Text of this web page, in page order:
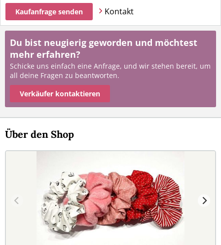
Kaufanfrage senden Kontakt
Du bist neugierig geworden und möchtest
mehr erfahren?
Schicke uns einfach eine Anfrage, und wir stehen bereit, um
all deine Fragen zu beantworten.
Verkäufer kontaktieren
Über den Shop